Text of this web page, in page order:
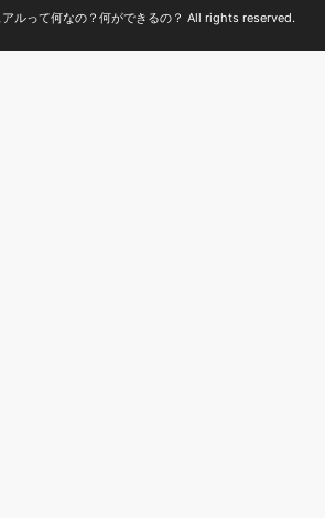
ルって何なの？何ができるの？ All rights reserved.